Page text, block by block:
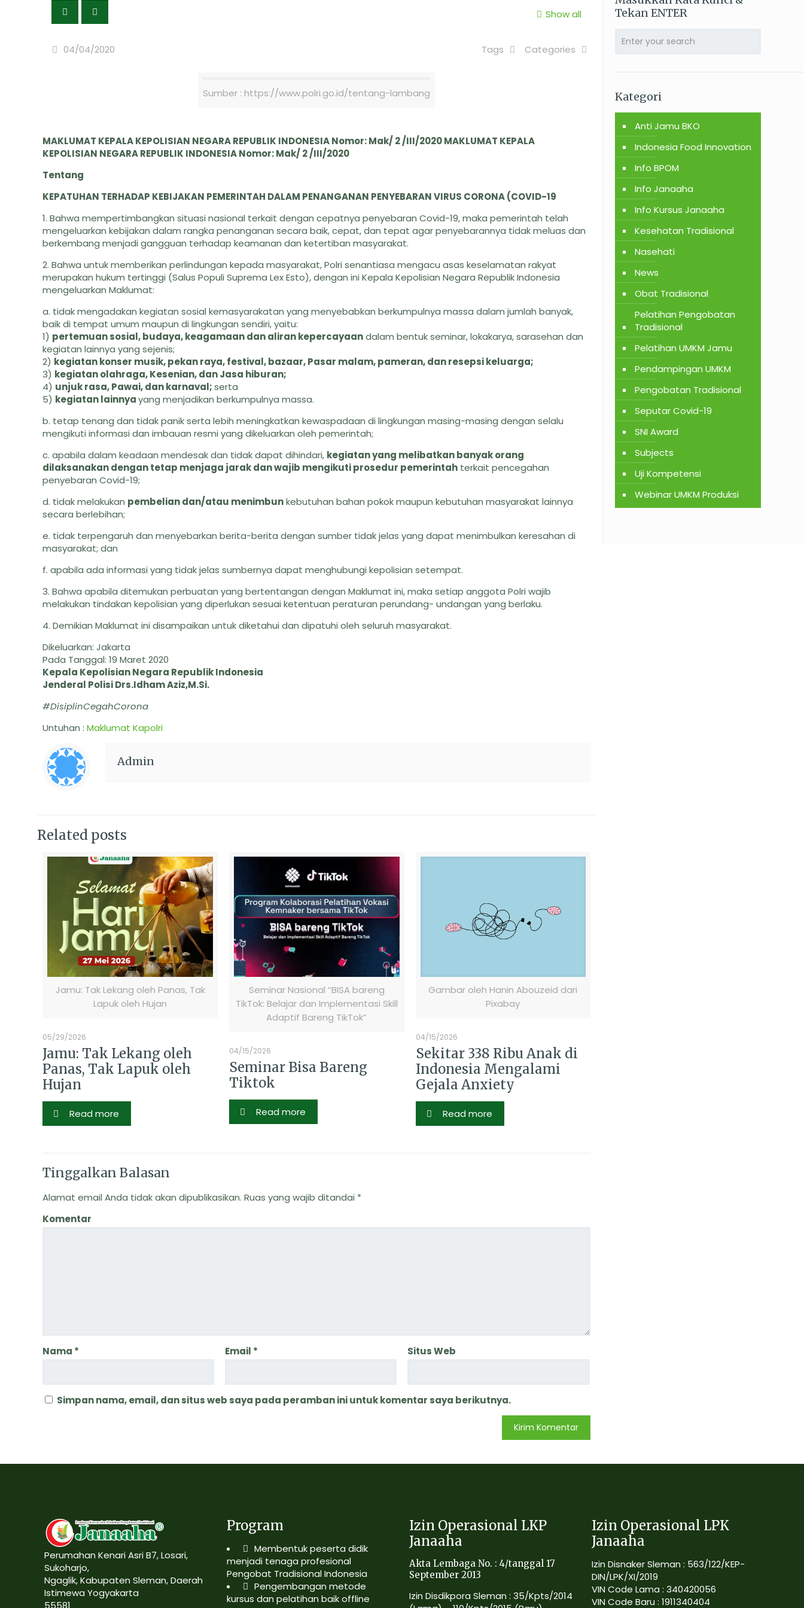
Show all
04/04/2020 Categories
Tags
Sumber : https://www.polri.go.id/tentang-lambang
MAKLUMAT KEPALA KEPOLISIAN NEGARA REPUBLIK INDONESIA Nomor: Mak/ 2 /III/2020 MAKLUMAT KEPALA
KEPOLISIAN NEGARA REPUBLIK INDONESIA Nomor: Mak/ 2 /III/2020
Tentang
KEPATUHAN TERHADAP KEBIJAKAN PEMERINTAH DALAM PENANGANAN PENYEBARAN VIRUS CORONA (COVID-19
1. Bahwa mempertimbangkan situasi nasional terkait dengan cepatnya penyebaran Covid-19, maka pemerintah telah
mengeluarkan kebijakan dalam rangka penanganan secara baik, cepat, dan tepat agar penyebarannya tidak meluas dan
berkembang menjadi gangguan terhadap keamanan dan ketertiban masyarakat.
2. Bahwa untuk memberikan perlindungan kepada masyarakat, Polri senantiasa mengacu asas keselamatan rakyat
merupakan hukum tertinggi (Salus Populi Suprema Lex Esto), dengan ini Kepala Kepolisian Negara Republik Indonesia
mengeluarkan Maklumat:
a. tidak mengadakan kegiatan sosial kemasyarakatan yang menyebabkan berkumpulnya massa dalam jumlah banyak,
baik di tempat umum maupun di lingkungan sendiri, yaitu:
1) pertemuan sosial, budaya, keagamaan dan aliran kepercayaandalam bentuk seminar, lokakarya, sarasehan dan
kegiatan lainnya yang sejenis;
2) kegiatan konser musik, pekan raya, festival, bazaar, Pasar malam, pameran, dan resepsi keluarga;
3) kegiatan olahraga, Kesenian, dan Jasa hiburan;
4) unjuk rasa, Pawai, dan karnaval;serta
5) kegiatan lainnyayang menjadikan berkumpulnya massa.
b. tetap tenang dan tidak panik serta lebih meningkatkan kewaspadaan di lingkungan masing-masing dengan selalu
mengikuti informasi dan imbauan resmi yang dikeluarkan oleh pemerintah;
c. apabila dalam keadaan mendesak dan tidak dapat dihindari, kegiatan yang melibatkan banyak orang
dilaksanakan dengan tetap menjaga jarak dan wajib mengikuti prosedur pemerintah terkait pencegahan
penyebaran Covid-19;
d. tidak melakukan pembelian dan/atau menimbunkebutuhan bahan pokok maupun kebutuhan masyarakat lainnya
secara berlebihan;
e. tidak terpengaruh dan menyebarkan berita-berita dengan sumber tidak jelas yang dapat menimbulkan keresahan di
masyarakat; dan
f. apabila ada informasi yang tidak jelas sumbernya dapat menghubungi kepolisian setempat.
3. Bahwa apabila ditemukan perbuatan yang bertentangan dengan Maklumat ini, maka setiap anggota Polri wajib
melakukan tindakan kepolisian yang diperlukan sesuai ketentuan peraturan perundang- undangan yang berlaku.
4. Demikian Maklumat ini disampaikan untuk diketahui dan dipatuhi oleh seluruh masyarakat.
Dikeluarkan: Jakarta
Pada Tanggal: 19 Maret 2020
Kepala Kepolisian Negara Republik Indonesia
Jenderal Polisi Drs.Idham Aziz,M.Si.
#DisiplinCegahCorona
Untuhan :Maklumat Kapolri
Admin
Related posts
Jamu: Tak Lekang oleh Panas, Tak
Lapuk oleh Hujan
05/29/2026
Jamu: Tak Lekang oleh
Panas, Tak Lapuk oleh
Hujan
Read more
Seminar Nasional “BISA bareng
TikTok: Belajar dan Implementasi Skill
Adaptif Bareng TikTok”
04/15/2026
Seminar Bisa Bareng
Tiktok
Read more
Gambar oleh Hanin Abouzeid dari
Pixabay
04/15/2026
Sekitar 338 Ribu Anak di
Indonesia Mengalami
Gejala Anxiety
Read more
Tinggalkan Balasan
Alamat email Anda tidak akan dipublikasikan. Ruas yang wajib ditandai *
Komentar
Nama * Email * Situs Web
Simpan nama, email, dan situs web saya pada peramban ini untuk komentar saya berikutnya.
Tekan ENTER
Kategori
Anti Jamu BKO
Indonesia Food Innovation
Info BPOM
Info Janaaha
Info Kursus Janaaha
Kesehatan Tradisional
Nasehati
News
Obat Tradisional
Pelatihan Pengobatan
Tradisional
Pelatihan UMKM Jamu
Pendampingan UMKM
Pengobatan Tradisional
Seputar Covid-19
SNI Award
Subjects
Uji Kompetensi
Webinar UMKM Produksi
Perumahan Kenari Asri B7, Losari,
Sukoharjo,
Ngaglik, Kabupaten Sleman, Daerah
Istimewa Yogyakarta
Program
Membentuk peserta didik
menjadi tenaga profesional
Pengobat Tradisional Indonesia
Pengembangan metode
kursus dan pelatihan baik offline
Izin Operasional LKP
Janaaha
Akta Lembaga No. : 4/tanggal 17
September 2013
Izin Disdikpora Sleman : 35/Kpts/2014
Izin Operasional LPK
Janaaha
Izin Disnaker Sleman : 563/122/KEP-
DIN/LPK/XI/2019
VIN Code Lama : 340420056
VIN Code Baru : 1911340404